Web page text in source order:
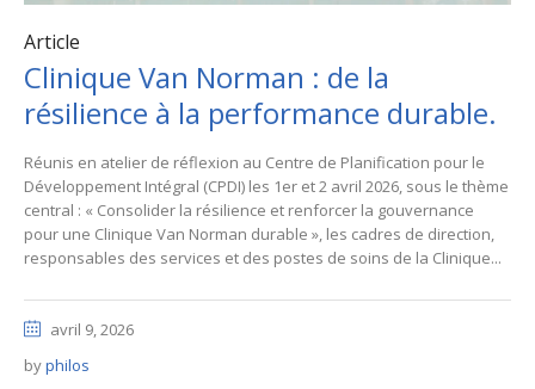
Article
Clinique Van Norman : de la
résilience à la performance durable.
Réunis en atelier de réflexion au Centre de Planification pour le
Développement Intégral (CPDI) les 1er et 2 avril 2026, sous le thème
central : « Consolider la résilience et renforcer la gouvernance
pour une Clinique Van Norman durable », les cadres de direction,
responsables des services et des postes de soins de la Clinique...
avril 9, 2026
byphilos